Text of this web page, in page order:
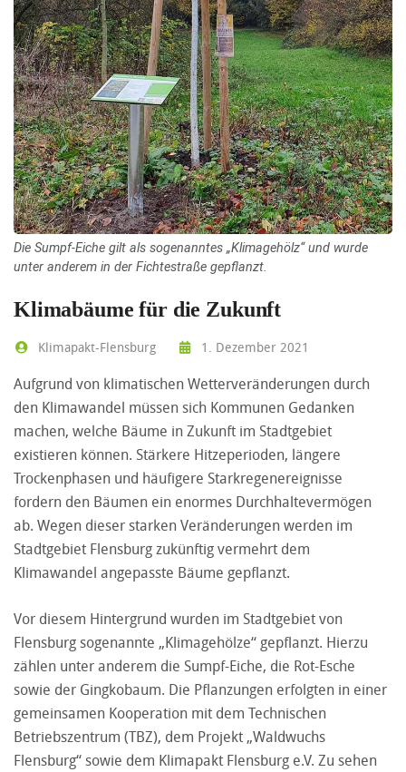
Die Sumpf-Eiche gilt als sogenanntes „Klimagehölz“ und wurde
unter anderem in der Fichtestraße gepflanzt.
Klimabäume für die Zukunft
Klimapakt-Flensburg 1. Dezember 2021
Aufgrund von klimatischen Wetterveränderungen durch
den Klimawandel müssen sich Kommunen Gedanken
machen, welche Bäume in Zukunft im Stadtgebiet
existieren können. Stärkere Hitzeperioden, längere
Trockenphasen und häufigere Starkregenereignisse
fordern den Bäumen ein enormes Durchhaltevermögen
ab. Wegen dieser starken Veränderungen werden im
Stadtgebiet Flensburg zukünftig vermehrt dem
Klimawandel angepasste Bäume gepflanzt.
Vor diesem Hintergrund wurden im Stadtgebiet von
Flensburg sogenannte „Klimagehölze“ gepflanzt. Hierzu
zählen unter anderem die Sumpf-Eiche, die Rot-Esche
sowie der Gingkobaum. Die Pflanzungen erfolgten in einer
gemeinsamen Kooperation mit dem Technischen
Betriebszentrum (TBZ), dem Projekt „Waldwuchs
Flensburg“ sowie dem Klimapakt Flensburg e.V. Zu sehen